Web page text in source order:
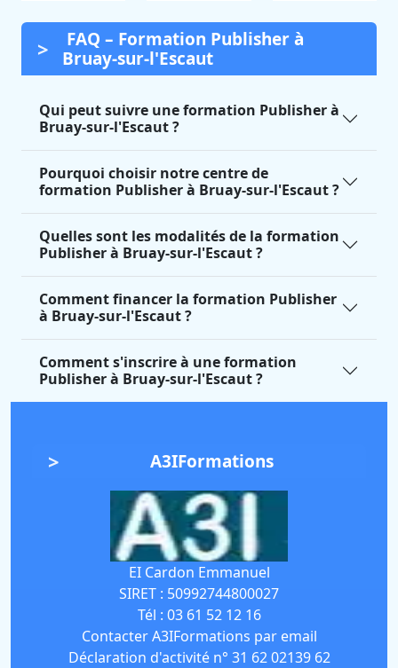
FAQ – Formation Publisher à
Bruay-sur-l'Escaut
Qui peut suivre une formation Publisher à
Bruay-sur-l'Escaut ?
Pourquoi choisir notre centre de
formation Publisher à Bruay-sur-l'Escaut ?
Quelles sont les modalités de la formation
Publisher à Bruay-sur-l'Escaut ?
Comment financer la formation Publisher
à Bruay-sur-l'Escaut ?
Comment s'inscrire à une formation
Publisher à Bruay-sur-l'Escaut ?
A3IFormations
EI Cardon Emmanuel
SIRET : 50992744800027
Tél : 03 61 52 12 16
Contacter A3IFormations par email
Déclaration d'activité n° 31 62 02139 62